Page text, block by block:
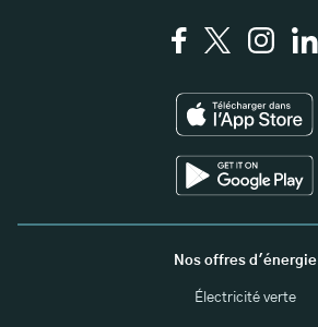
Nos offres d'énergie
Électricité verte